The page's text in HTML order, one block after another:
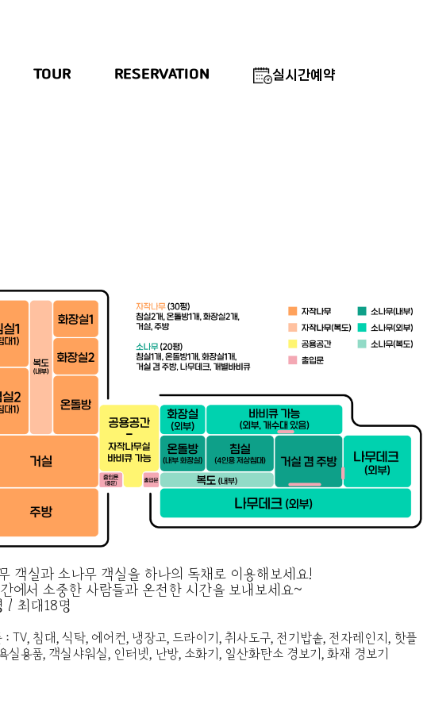
TOUR RESERVATION 실시간예약
객실과 소나무 객실을 하나의 독채로 이용해보세요!
에서 소중한 사람들과 온전한 시간을 보내보세요~
/ 최대18명
: TV, 침대, 식탁, 에어컨, 냉장고, 드라이기, 취사도구, 전기밥솥, 전자레인지, 핫플
실용품, 객실샤워실, 인터넷, 난방, 소화기, 일산화탄소 경보기, 화재 경보기